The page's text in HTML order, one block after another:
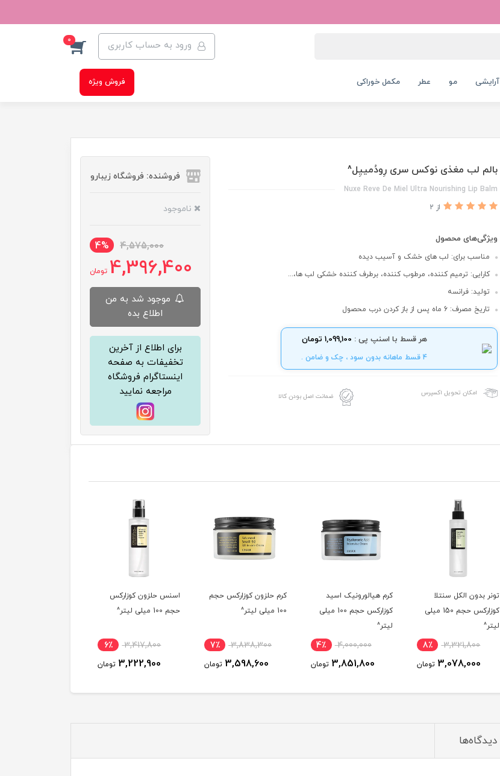
ورود به حساب کاربری 0
آرایشی مو عطر مکمل خوراکی فروش ویژه
بالم لب مغذی نوکس سری رِودُمییِل^
Nuxe Reve De Miel Ultra Nourishing Lip Balm
از 2
ویژگی‌های محصول
مناسب برای: لب های خشک و آسیب دیده
کارایی: ترمیم کننده، مرطوب کننده، برطرف کننده خشکی لب ها،...
تولید: فرانسه
تاریخ مصرف: 6 ماه پس از باز کردن درب محصول
هر قسط با اسنپ پی : 1,099,100 تومان
4 قسط ماهانه بدون سود ، چک و ضامن .
امکان تحویل اکسپرس ضمانت اصل بودن کالا
فروشنده: فروشگاه زیبارو
ناموجود
4,575,000
4%
4,396,400 تومان
موجود شد به من
اطلاع بده
برای اطلاع از آخرین
تخفیفات به صفحه
اینستاگرام فروشگاه
مراجعه نمایید
تونر بدون الکل سنتلا
کوزارکس حجم 150 میلی
لیتر^
3,321,800 8٪
3,078,000 تومان
کرم هیالورونیک اسید
کوزارکس حجم 100 میلی
لیتر^
4,000,000 4٪
3,851,800 تومان
کرم حلزون کوزارکس حجم
100 میلی لیتر^
3,838,300 7٪
3,598,600 تومان
اسنس حلزون کوزارکس
حجم 100 میلی لیتر^
3,417,800 6٪
3,222,900 تومان
دیدگاه‌ها